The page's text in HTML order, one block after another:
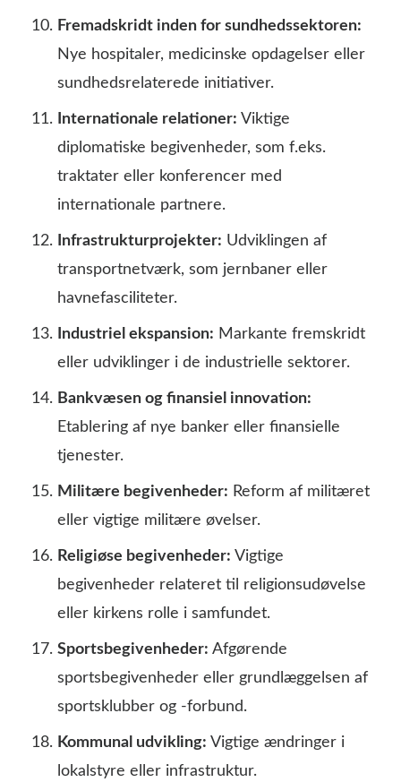
Fremadskridt inden for sundhedssektoren:
Nye hospitaler, medicinske opdagelser eller
sundhedsrelaterede initiativer.
Internationale relationer: Viktige
diplomatiske begivenheder, som f.eks.
traktater eller konferencer med
internationale partnere.
Infrastrukturprojekter: Udviklingen af
transportnetværk, som jernbaner eller
havnefasciliteter.
Industriel ekspansion: Markante fremskridt
eller udviklinger i de industrielle sektorer.
Bankvæsen og finansiel innovation:
Etablering af nye banker eller finansielle
tjenester.
Militære begivenheder: Reform af militæret
eller vigtige militære øvelser.
Religiøse begivenheder: Vigtige
begivenheder relateret til religionsudøvelse
eller kirkens rolle i samfundet.
Sportsbegivenheder: Afgørende
sportsbegivenheder eller grundlæggelsen af
sportsklubber og -forbund.
Kommunal udvikling: Vigtige ændringer i
lokalstyre eller infrastruktur.